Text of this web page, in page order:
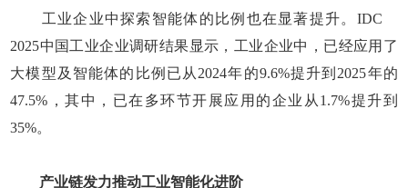
工业企业中探索智能体的比例也在显著提升。IDC
2025中国工业企业调研结果显示，工业企业中，已经应用了
大模型及智能体的比例已从2024年的9.6%提升到2025年的
47.5%，其中，已在多环节开展应用的企业从1.7%提升到
35%。
产业链发力推动工业智能化进阶